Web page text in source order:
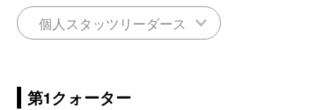
個人スタッツリーダース
第1クォーター